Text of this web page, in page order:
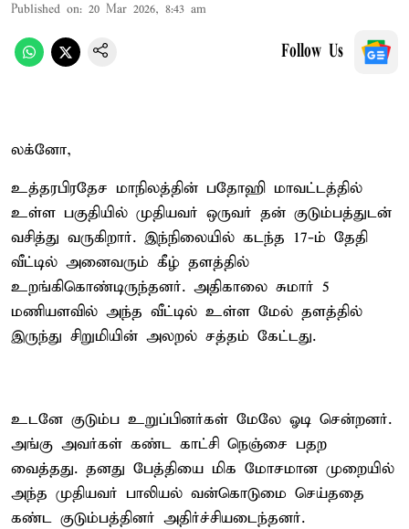
Published on: 20 Mar 2026, 8:43 am
Follow Us
லக்னோ,
உத்தரபிரதேச மாநிலத்தின் பதோஹி மாவட்டத்தில்
உள்ள பகுதியில் முதியவர் ஒருவர் தன் குடும்பத்துடன்
வசித்து வருகிறார். இந்நிலையில் கடந்த 17-ம் தேதி
வீட்டில் அனைவரும் கீழ் தளத்தில்
உறங்கிகொண்டிருந்தனர். அதிகாலை சுமார் 5
மணியளவில் அந்த வீட்டில் உள்ள மேல் தளத்தில்
இருந்து சிறுமியின் அலறல் சத்தம் கேட்டது.
உடனே குடும்ப உறுப்பினர்கள் மேலே ஓடி சென்றனர்.
அங்கு அவர்கள் கண்ட காட்சி நெஞ்சை பதற
வைத்தது. தனது பேத்தியை மிக மோசமான முறையில்
அந்த முதியவர் பாலியல் வன்கொடுமை செய்ததை
கண்ட குடும்பத்தினர் அதிர்ச்சியடைந்தனர்.